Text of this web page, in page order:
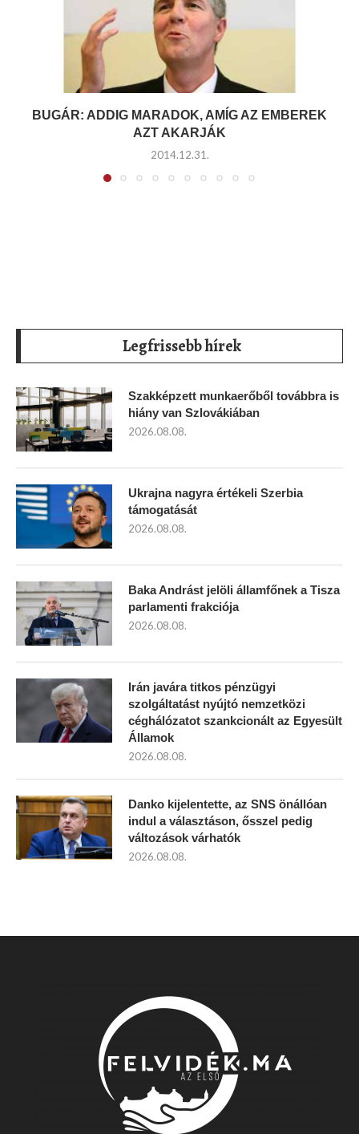
BUGÁR: ADDIG MARADOK, AMÍG AZ EMBEREK
AZT AKARJÁK
2014.12.31.
Legfrissebb hírek
Szakképzett munkaerőből továbbra is
hiány van Szlovákiában
2026.08.08.
Ukrajna nagyra értékeli Szerbia
támogatását
2026.08.08.
Baka Andrást jelöli államfőnek a Tisza
parlamenti frakciója
2026.08.08.
Irán javára titkos pénzügyi
szolgáltatást nyújtó nemzetközi
céghálózatot szankcionált az Egyesült
Államok
2026.08.08.
Danko kijelentette, az SNS önállóan
indul a választáson, ősszel pedig
változások várhatók
2026.08.08.